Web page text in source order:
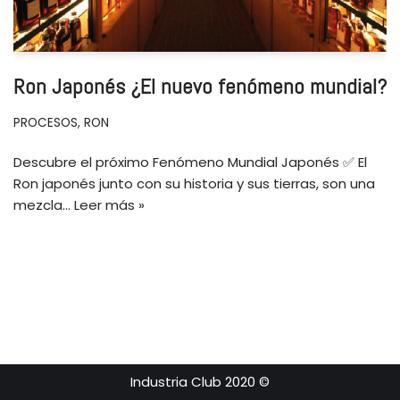
Ron Japonés ¿El nuevo fenómeno mundial?
PROCESOS, RON
Descubre el próximo Fenómeno Mundial Japonés ✅ El
Ron japonés junto con su historia y sus tierras, son una
mezcla… Leer más »
Industria Club 2020 ©